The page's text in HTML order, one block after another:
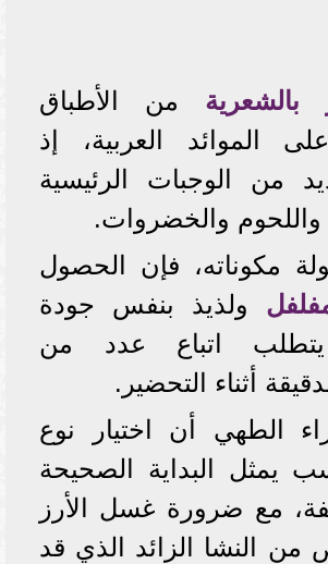
بالشعرية من الأطباق
الموائد العربية، إذ
من الوجبات الرئيسية
واللحوم والخضروات.
مكوناته، فإن الحصول
ولذيذ بنفس جودة
اتباع عدد من
أثناء التحضير.
الطهي أن اختيار نوع
يمثل البداية الصحيحة
مع ضرورة غسل الأرز
من النشا الزائد الذي قد